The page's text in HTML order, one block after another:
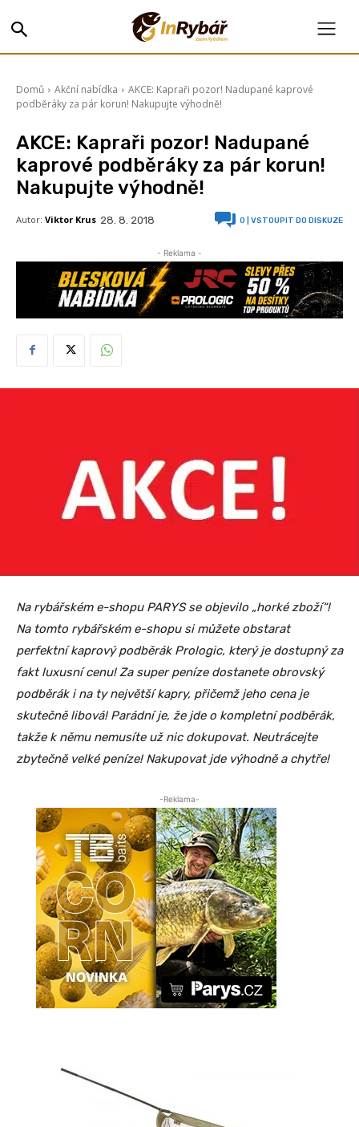
Domů Akční nabídka
AKCE: Kapraři pozor! Nadupané kaprové
podběráky za pár korun! Nakupujte výhodně!
AKCE: Kapraři pozor! Nadupané
kaprové podběráky za pár korun!
Nakupujte výhodně!
Autor: Viktor Krus 28. 8. 2018 0 | VSTOUPIT DO DISKUZE
- Reklama -
Na rybářském e-shopu PARYS se objevilo „horké zboží“!
Na tomto rybářském e-shopu si můžete obstarat
perfektní kaprový podběrák Prologic, který je dostupný za
fakt luxusní cenu! Za super peníze dostanete obrovský
podběrák i na ty největší kapry, přičemž jeho cena je
skutečně libová! Parádní je, že jde o kompletní podběrák,
takže k němu nemusíte už nic dokupovat. Neutrácejte
zbytečně velké peníze! Nakupovat jde výhodně a chytře!
-Reklama-